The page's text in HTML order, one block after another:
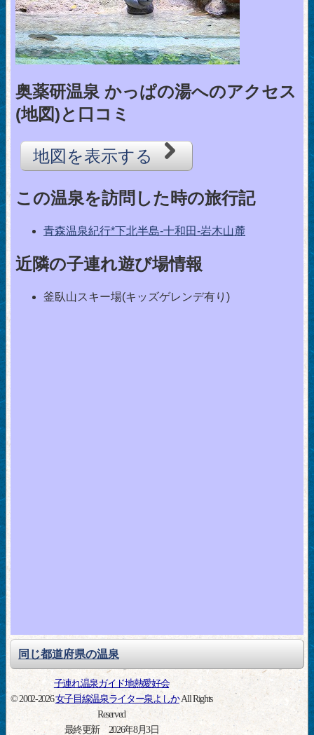
奥薬研温泉 かっぱの湯へのアクセス
(地図)と口コミ
地図を表示する
この温泉を訪問した時の旅行記
青森温泉紀行*下北半島-十和田-岩木山麓
近隣の子連れ遊び場情報
釜臥山スキー場(キッズゲレンデ有り)
同じ都道府県の温泉